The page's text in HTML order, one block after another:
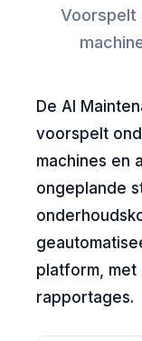
Voorspelt
De AI
voorspelt
machines en
ongeplande
platform, met
rapportages.